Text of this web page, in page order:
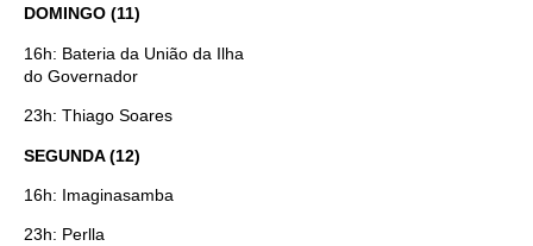
DOMINGO (11)
16h: Bateria da União da Ilha
do Governador
23h: Thiago Soares
SEGUNDA (12)
16h: Imaginasamba
23h: Perlla